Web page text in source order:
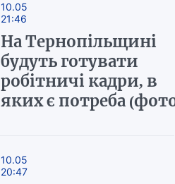
10.05
21:46
На Тернопільщині
будуть готувати
робітничі кадри, в
яких є потреба
10.05
20:47